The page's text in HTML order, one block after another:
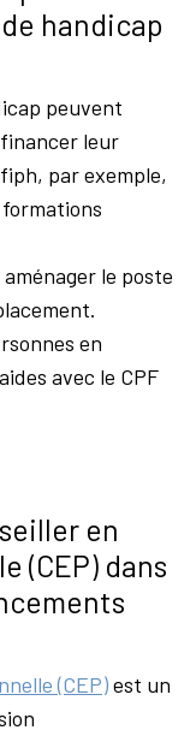
handicap
peuvent
leur
par exemple,
le poste
en
avec le CPF
en
(CEP) dans
(CEP)est un